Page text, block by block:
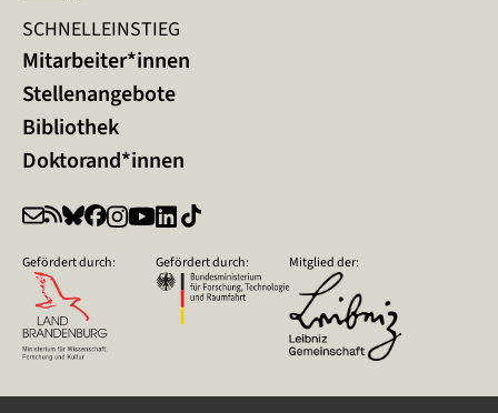
SCHNELLEINSTIEG
Mitarbeiter*innen
Stellenangebote
Bibliothek
Doktorand*innen
Gefördert durch: Gefördert durch: Mitglied der: